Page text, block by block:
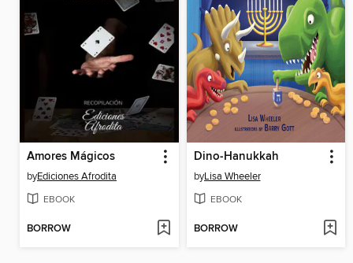
Amores Mágicos
byEdiciones Afrodita
EBOOK
BORROW
Dino-Hanukkah
byLisa Wheeler
EBOOK
BORROW